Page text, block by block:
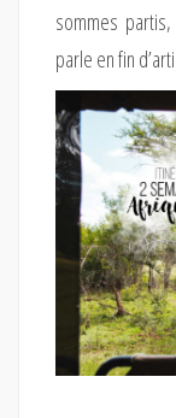
sommes
parle en fin